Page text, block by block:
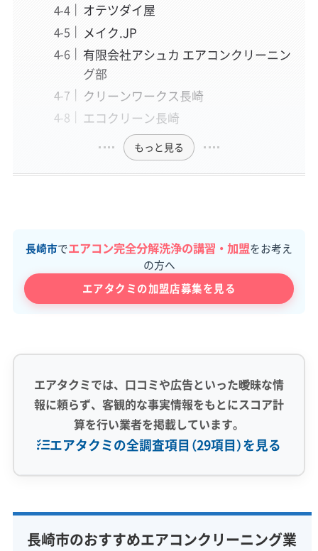
オテツダイ屋
メイク.JP
有限会社アシュカ エアコンクリーニン
グ部
クリーンワークス長崎
エコクリーン長崎
もっと見る
長崎市でエアコン完全分解洗浄の講習・加盟をお考え
の方へ
エアタクミの加盟店募集を見る
エアタクミでは、口コミや広告といった曖昧な情
報に頼らず、客観的な事実情報をもとにスコア計
算を行い業者を掲載しています。
エアタクミの全調査項目（29項目）を見る
完全分解洗浄 部分クリーニング
実績10年以上
長崎市のおすすめエアコンクリーニング業